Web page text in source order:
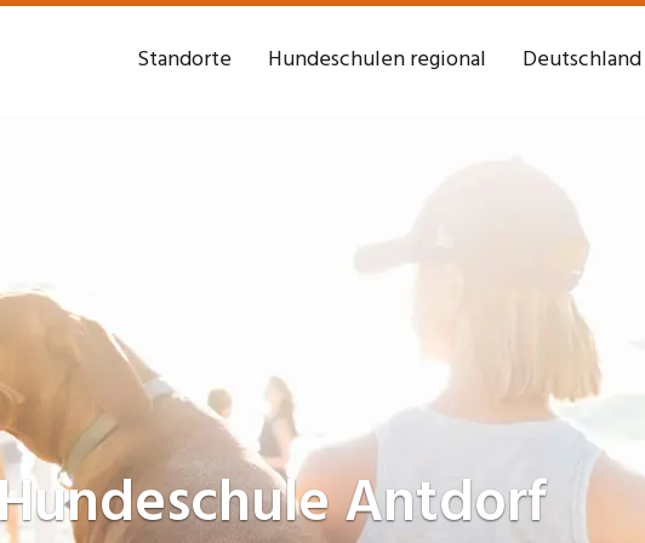
Standorte Hundeschulen regional
Antdorf